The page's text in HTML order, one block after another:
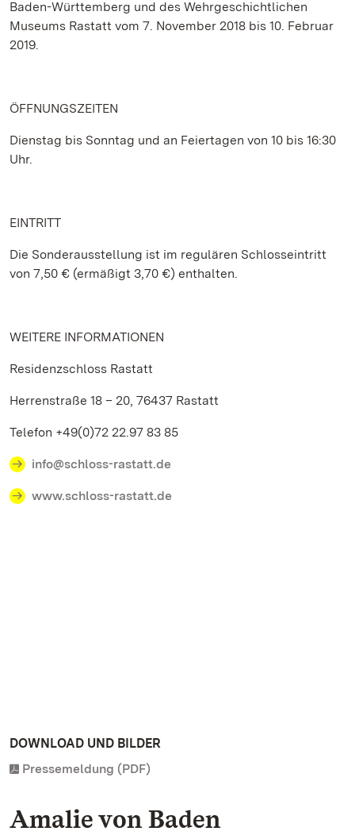
Baden-Württemberg und des Wehrgeschichtlichen
Museums Rastatt vom 7. November 2018 bis 10. Februar
2019.
ÖFFNUNGSZEITEN
Dienstag bis Sonntag und an Feiertagen von 10 bis 16:30
Uhr.
EINTRITT
Die Sonderausstellung ist im regulären Schlosseintritt
von 7,50 € (ermäßigt 3,70 €) enthalten.
WEITERE INFORMATIONEN
Residenzschloss Rastatt
Herrenstraße 18 – 20, 76437 Rastatt
Telefon +49(0)72 22.97 83 85
info@schloss-rastatt.de
www.schloss-rastatt.de
DOWNLOAD UND BILDER
Pressemeldung (PDF)
Amalie von Baden